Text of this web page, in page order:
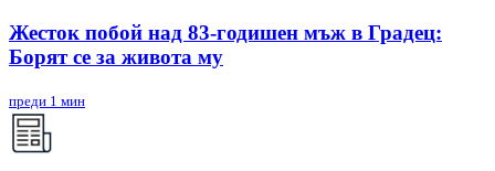
Жесток побой над 83-годишен мъж в Градец:
Борят се за живота му
преди 1 мин